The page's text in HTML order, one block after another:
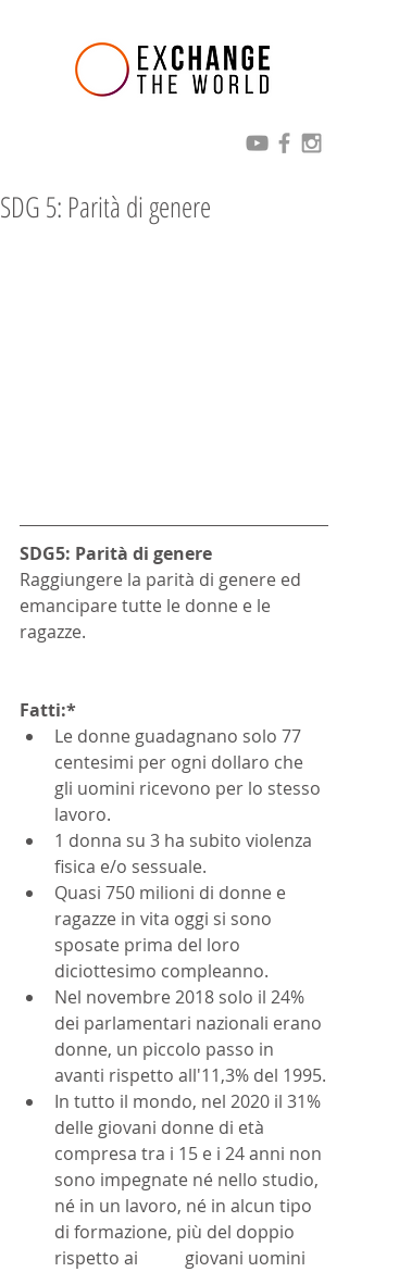
SDG 5: Parità di genere
SDG5: Parità di genere
Raggiungere la parità di genere ed
emancipare tutte le donne e le
ragazze.
Fatti:*
Le donne guadagnano solo 77
centesimi per ogni dollaro che
gli uomini ricevono per lo stesso
lavoro.
1 donna su 3 ha subito violenza
fisica e/o sessuale.
Quasi 750 milioni di donne e
ragazze in vita oggi si sono
sposate prima del loro
diciottesimo compleanno.
Nel novembre 2018 solo il 24%
dei parlamentari nazionali erano
donne, un piccolo passo in
avanti rispetto all'11,3% del 1995.
In tutto il mondo, nel 2020 il 31%
delle giovani donne di età
compresa tra i 15 e i 24 anni non
sono impegnate né nello studio,
né in un lavoro, né in alcun tipo
di formazione, più del doppio
rispetto ai 	giovani uomini